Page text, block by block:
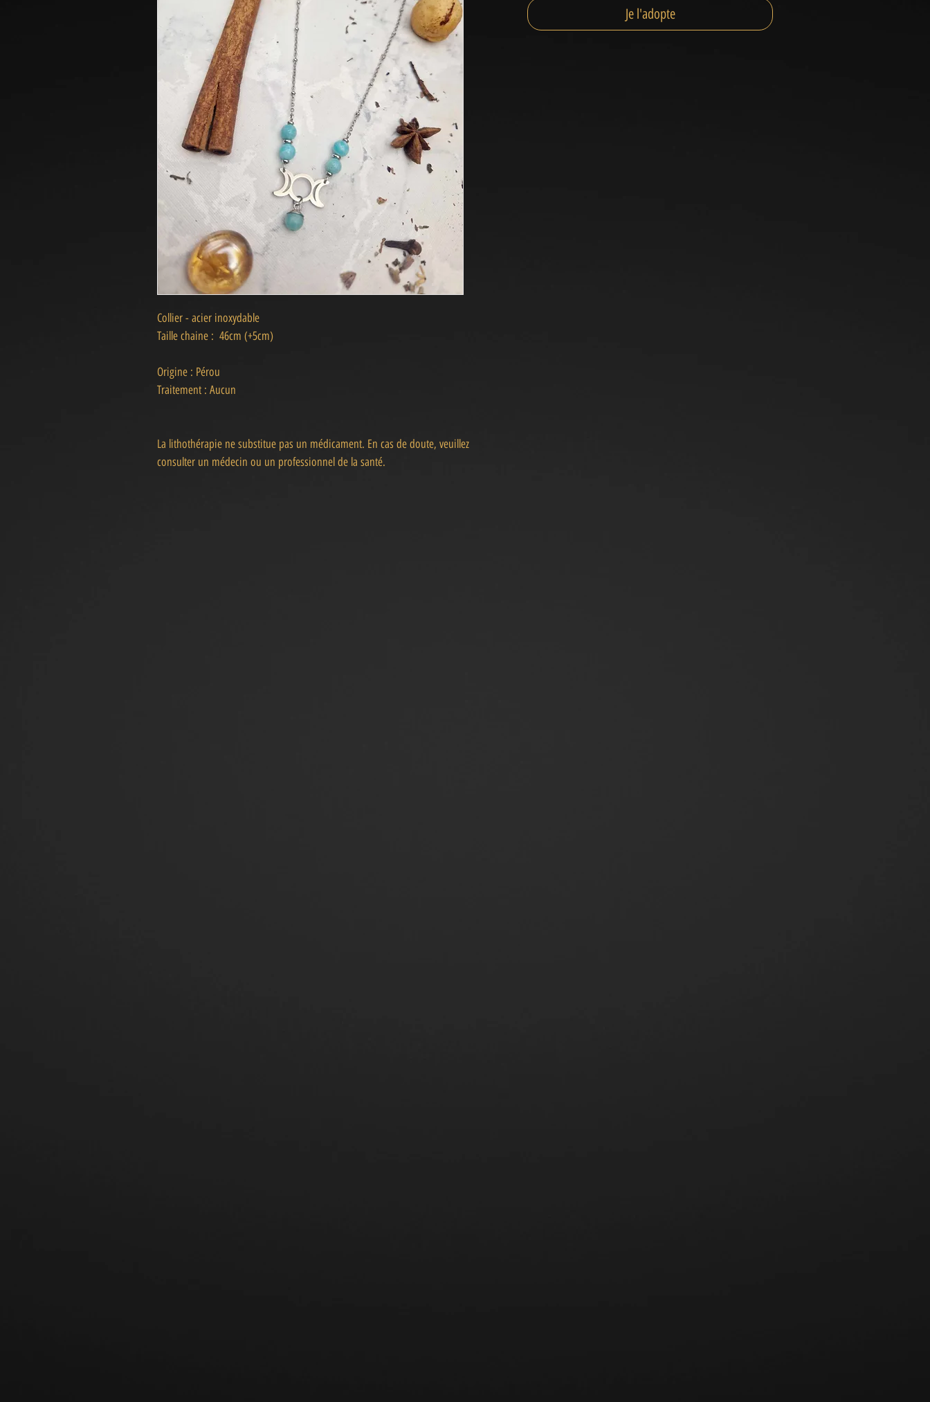
Collier - acier inoxydable
Taille chaine : 46cm (+5cm)
Origine : Pérou
Traitement : Aucun
La lithothérapie ne substitue pas un médicament. En cas de doute, veuillez
consulter un médecin ou un professionnel de la santé.
Je l'adopte